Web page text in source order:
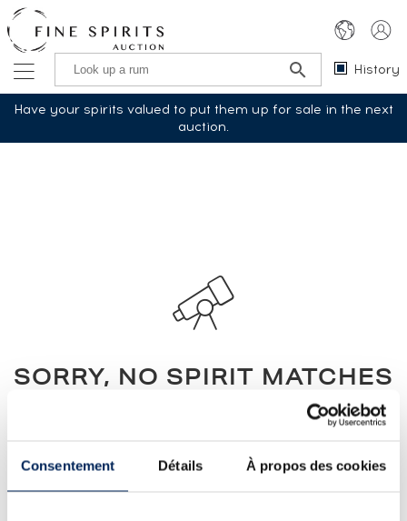
Consentement Détails À propos des cookies
History
Have your spirits valued to put them up for sale in the next
auction.
SORRY, NO SPIRIT MATCHES
AGAIN?
GLEN-SCOTIA-16-YEARS-OF